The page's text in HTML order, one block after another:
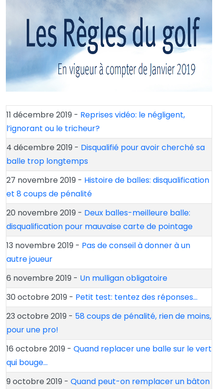
11 décembre 2019 - Reprises vidéo: le négligent,
l’ignorant ou le tricheur?
4 décembre 2019 - Disqualifié pour avoir cherché sa
balle trop longtemps
27 novembre 2019 - Histoire de balles: disqualification
et 8 coups de pénalité
20 novembre 2019 - Deux balles-meilleure balle:
disqualification pour mauvaise carte de pointage
13 novembre 2019 - Pas de conseil à donner à un
autre joueur
6 novembre 2019 - Un mulligan obligatoire
30 octobre 2019 - Petit test: tentez des réponses…
23 octobre 2019 - 58 coups de pénalité, rien de moins,
pour une pro!
16 octobre 2019 - Quand replacer une balle sur le vert
qui bouge…
9 octobre 2019 - Quand peut-on remplacer un bâton